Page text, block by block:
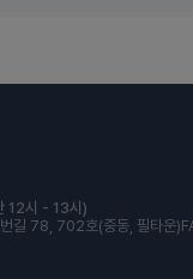
12시 - 13시)
길 78, 702호(중동, 필타운)